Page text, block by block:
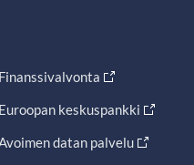
Finanssivalvonta
Euroopan keskuspankki
datan palvelu